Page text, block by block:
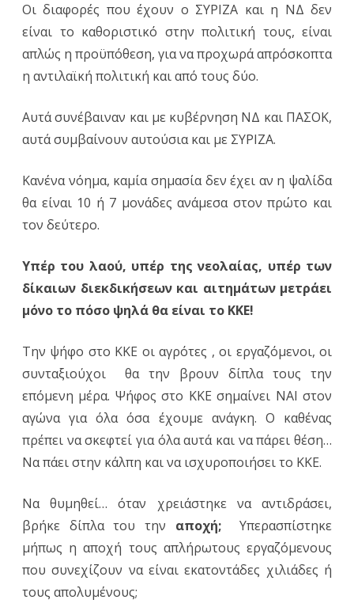
Οι διαφορές που έχουν ο ΣΥΡΙΖΑ και η ΝΔ δεν
είναι το καθοριστικό στην πολιτική τους, είναι
απλώς η προϋπόθεση, για να προχωρά απρόσκοπτα
η αντιλαϊκή πολιτική και από τους δύο.
Αυτά συνέβαιναν και με κυβέρνηση ΝΔ και ΠΑΣΟΚ,
αυτά συμβαίνουν αυτούσια και με ΣΥΡΙΖΑ.
Κανένα νόημα, καμία σημασία δεν έχει αν η ψαλίδα
θα είναι 10 ή 7 μονάδες ανάμεσα στον πρώτο και
τον δεύτερο.
Υπέρ του λαού, υπέρ της νεολαίας, υπέρ των
δίκαιων διεκδικήσεων και αιτημάτων μετράει
μόνο το πόσο ψηλά θα είναι το ΚΚΕ!
Την ψήφο στο ΚΚΕ οι αγρότες , οι εργαζόμενοι, οι
συνταξιούχοι θα την βρουν δίπλα τους την
επόμενη μέρα. Ψήφος στο ΚΚΕ σημαίνει ΝΑΙ στον
αγώνα για όλα όσα έχουμε ανάγκη. Ο καθένας
πρέπει να σκεφτεί για όλα αυτά και να πάρει θέση…
Να πάει στην κάλπη και να ισχυροποιήσει το ΚΚΕ.
Να θυμηθεί… όταν χρειάστηκε να αντιδράσει,
βρήκε δίπλα του την αποχή;Υπερασπίστηκε
μήπως η αποχή τους απλήρωτους εργαζόμενους
που συνεχίζουν να είναι εκατοντάδες χιλιάδες ή
τους απολυμένους;